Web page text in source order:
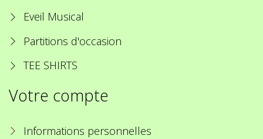
Eveil Musical
Partitions d'occasion
TEE SHIRTS
Votre compte
Informations personnelles